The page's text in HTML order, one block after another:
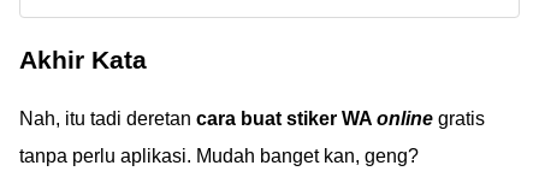
untuk download
WhatsApp gratis dan
terlengkap 2024!
Akhir Kata
Nah, itu tadi deretan cara buat stiker WA online gratis
tanpa perlu aplikasi. Mudah banget kan, geng?